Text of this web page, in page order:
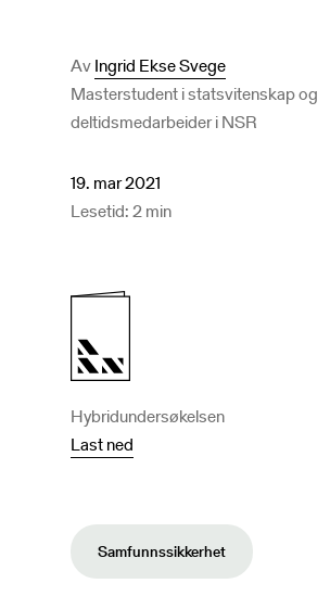
AvIngrid Ekse Svege
Masterstudent i statsvitenskap og
deltidsmedarbeider i NSR
19. mar 2021
Lesetid: 2 min
Hybridundersøkelsen
Last ned
Samfunnssikkerhet